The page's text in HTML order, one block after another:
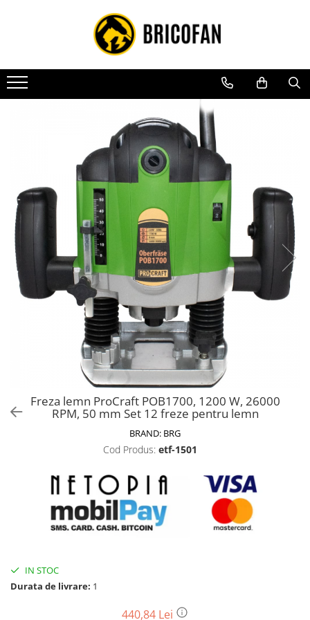
Toate Produsele
Vehicule electrice
Atv
Masini electrice
Piese de schimb vehicule electrice
Scutere electrice
Scutere pe benzina
Tricicluri cargo fara permis
Tricicluri persoane
Trotinete electrice
Biciclete, trotinete, triciclete
Biciclete electrice
Motoburghie si accesorii
Drujbe pe benzina
Drujbe cu acumulator
Consumabile drujbe, fierastraie
Unelte electrice busteni
Mori cereale si batoze porumb
Batoze - mori desfacat porumb
Freza lemn ProCraft POB1700, 1200 W, 26000
RPM, 50 mm Set 12 freze pentru lemn
BRAND: BRG
Cod Produs: etf-1501
IN STOC
Durata de livrare: 1
440,84 Lei